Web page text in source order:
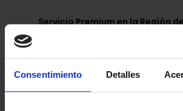
Consentimiento Detalles
Servicio Premium en la Región
Splits, Ventiladores de Techo,
Contratar instalación aparte